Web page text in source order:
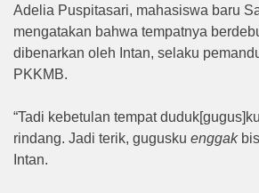
Adelia Puspitasari, mahasiswa baru
mengatakan bahwa tempatnya
dibenarkan oleh Intan, selaku
PKKMB.
“Tadi kebetulan tempat
rindang. Jadi terik, gugusku enggak
Intan.